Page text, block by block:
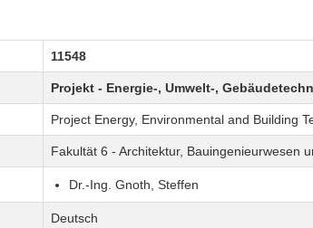
11548
Projekt - Energie-, Umwelt-,
Project Energy, Environmental and Building
Fakultät 6 - Architektur, Bauingenieurwesen
Dr.-Ing. Gnoth, Steffen
Deutsch